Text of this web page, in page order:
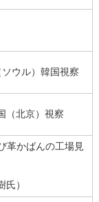
ウル）韓国視察
（北京）視察
革かばんの工場見
）